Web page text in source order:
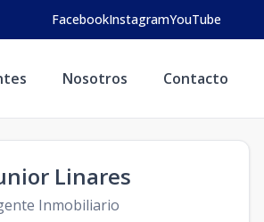
FacebookInstagramYouTube
Nosotros Contacto
Linares
Inmobiliario